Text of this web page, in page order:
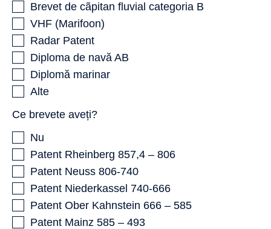
Brevet de cãpitan fluvial categoria B
VHF (Marifoon)
Radar Patent
Diploma de navă AB
Diplomă marinar
Alte
Ce brevete aveți?
Nu
Patent Rheinberg 857,4 – 806
Patent Neuss 806-740
Patent Niederkassel 740-666
Patent Ober Kahnstein 666 – 585
Patent Mainz 585 – 493